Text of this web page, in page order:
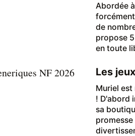
Abordée
de
propose
en toute
Les
Muriel est
! D'abord
sa